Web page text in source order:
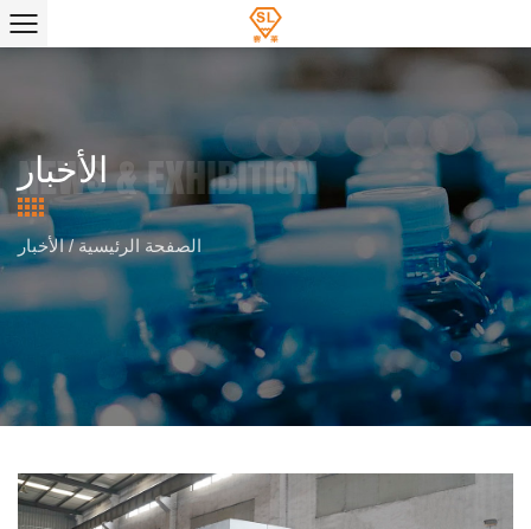
الأخبار
الصفحة الرئيسية/الأخبار